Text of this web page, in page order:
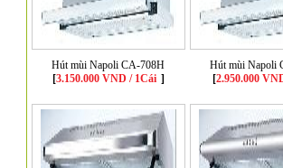
Hút mùi Napoli CA-708H
[3.150.000 VND / 1Cái ]
Hút mùi Napoli
[2.950.000